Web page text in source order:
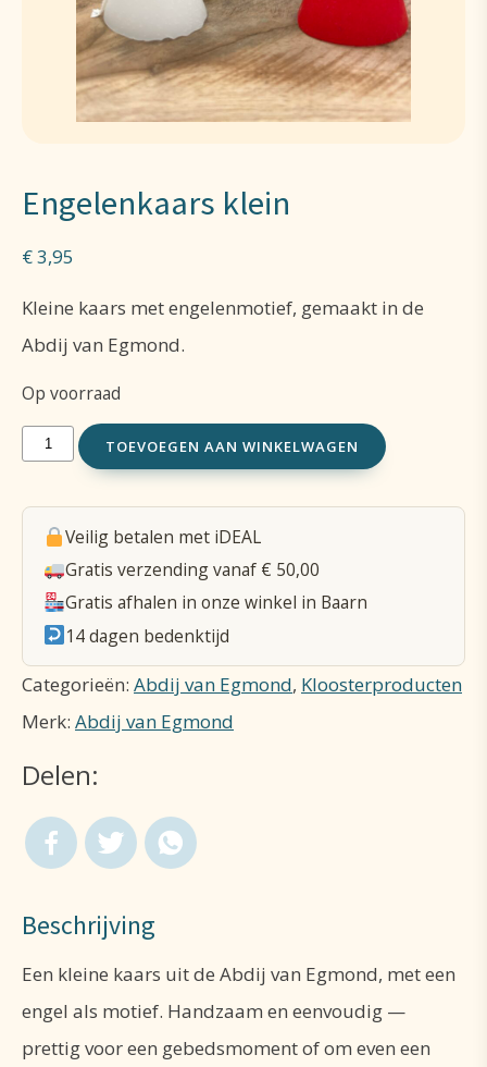
Engelenkaars klein
€3,95
Kleine kaars met engelenmotief, gemaakt in de
Abdij van Egmond.
Op voorraad
Engelenkaars
aantal
TOEVOEGEN AAN WINKELWAGEN
Veilig betalen met iDEAL
Gratis verzending vanaf € 50,00
Gratis afhalen in onze winkel in Baarn
14 dagen bedenktijd
Categorieën: Abdij van Egmond, Kloosterproducten
Merk: Abdij van Egmond
Delen:
Beschrijving
Een kleine kaars uit de Abdij van Egmond, met een
engel als motief. Handzaam en eenvoudig —
prettig voor een gebedsmoment of om even een